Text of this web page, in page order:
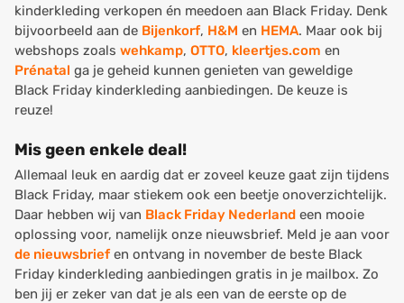
kinderkleding verkopen én meedoen aan Black Friday. Denk
bijvoorbeeld aan de Bijenkorf, H&M en HEMA. Maar ook bij
webshops zoals wehkamp, OTTO, kleertjes.com en
Prénatal ga je geheid kunnen genieten van geweldige
Black Friday kinderkleding aanbiedingen. De keuze is
reuze!
Mis geen enkele deal!
Allemaal leuk en aardig dat er zoveel keuze gaat zijn tijdens
Black Friday, maar stiekem ook een beetje onoverzichtelijk.
Daar hebben wij van Black Friday Nederland een mooie
oplossing voor, namelijk onze nieuwsbrief. Meld je aan voor
de nieuwsbriefen ontvang in november de beste Black
Friday kinderkleding aanbiedingen gratis in je mailbox. Zo
ben jij er zeker van dat je als een van de eerste op de